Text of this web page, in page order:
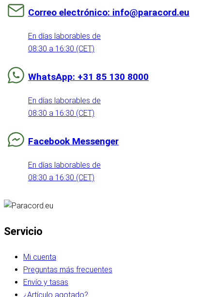
Correo electrónico: info@paracord.eu
En días laborables de
08:30 a 16:30 (CET)
WhatsApp: +31 85 130 8000
En días laborables de
08:30 a 16:30 (CET)
Facebook Messenger
En días laborables de
08:30 a 16:30 (CET)
Servicio
Mi cuenta
Preguntas más frecuentes
Envío y tasas
¿Artículo agotado?